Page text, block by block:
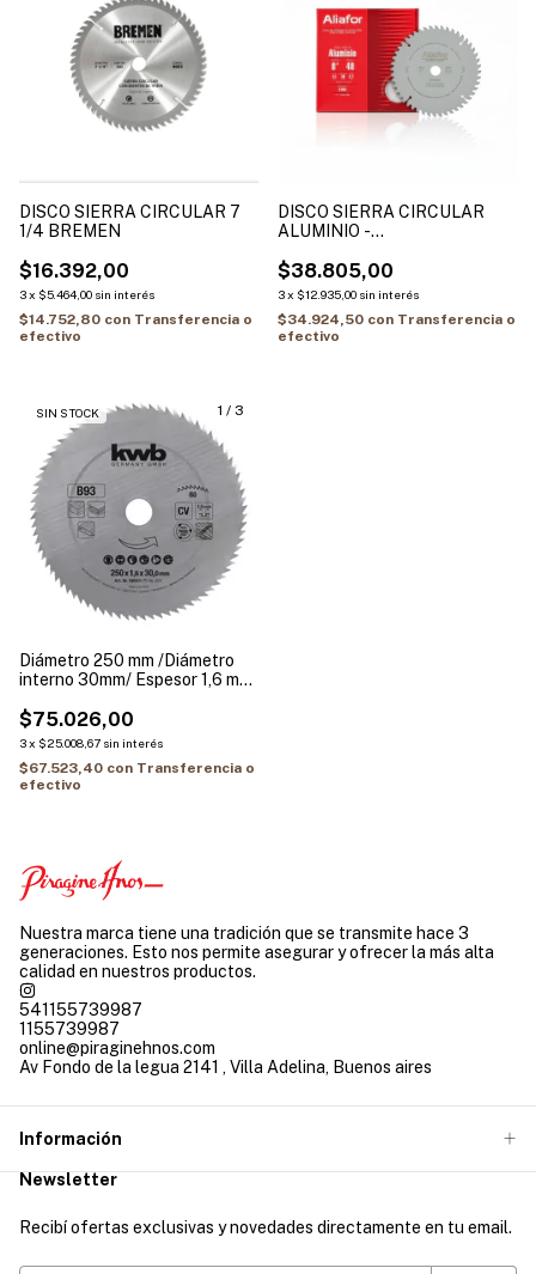
DISCO SIERRA CIRCULAR 7
1/4 BREMEN
$16.392,00
3x $5.464,00 sin interés
$14.752,80 con Transferencia o
efectivo
DISCO SIERRA CIRCULAR
ALUMINIO -
+ (2 Bujes reduccion 25.4-
20mm / 25.4-15.88mm)
$38.805,00
3x $12.935,00 sin interés
$34.924,50 con Transferencia o
efectivo
1 / 3
SIN STOCK
Diámetro 250 mm /Diámetro
interno 30mm/ Espesor 1,6 mm
$75.026,00
3x $25.008,67 sin interés
$67.523,40 con Transferencia o
efectivo
Nuestra marca tiene una tradición que se transmite hace 3
generaciones. Esto nos permite asegurar y ofrecer la más alta
calidad en nuestros productos.
541155739987
1155739987
online@piraginehnos.com
Av Fondo de la legua 2141 , Villa Adelina, Buenos aires
Información
Newsletter
Recibí ofertas exclusivas y novedades directamente en tu email.